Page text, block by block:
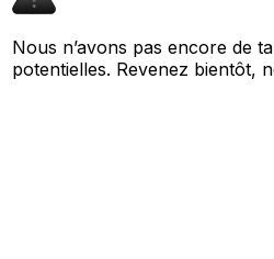
Nous n’avons pas encore de
potentielles. Revenez bientôt,